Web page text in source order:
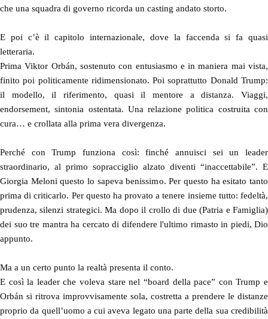
che una squadra di governo ricorda un casting andato storto.
E poi c’è il capitolo internazionale, dove la faccenda si fa quasi
letteraria.
Prima Viktor Orbán, sostenuto con entusiasmo e in maniera mai vista,
finito poi politicamente ridimensionato. Poi soprattutto Donald Trump:
il modello, il riferimento, quasi il mentore a distanza. Viaggi,
endorsement, sintonia ostentata. Una relazione politica costruita con
cura… e crollata alla prima vera divergenza.
Perché con Trump funziona così: finché annuisci sei un leader
straordinario, al primo sopracciglio alzato diventi “inaccettabile”. E
Giorgia Meloni questo lo sapeva benissimo. Per questo ha esitato tanto
prima di criticarlo. Per questo ha provato a tenere insieme tutto: fedeltà,
prudenza, silenzi strategici. Ma dopo il crollo di due (Patria e Famiglia)
dei suo tre mantra ha cercato di difendere l'ultimo rimasto in piedi, Dio
appunto.
Ma a un certo punto la realtà presenta il conto.
E così la leader che voleva stare nel “board della pace” con Trump e
Orbán si ritrova improvvisamente sola, costretta a prendere le distanze
proprio da quell’uomo a cui aveva legato una parte della sua credibilità